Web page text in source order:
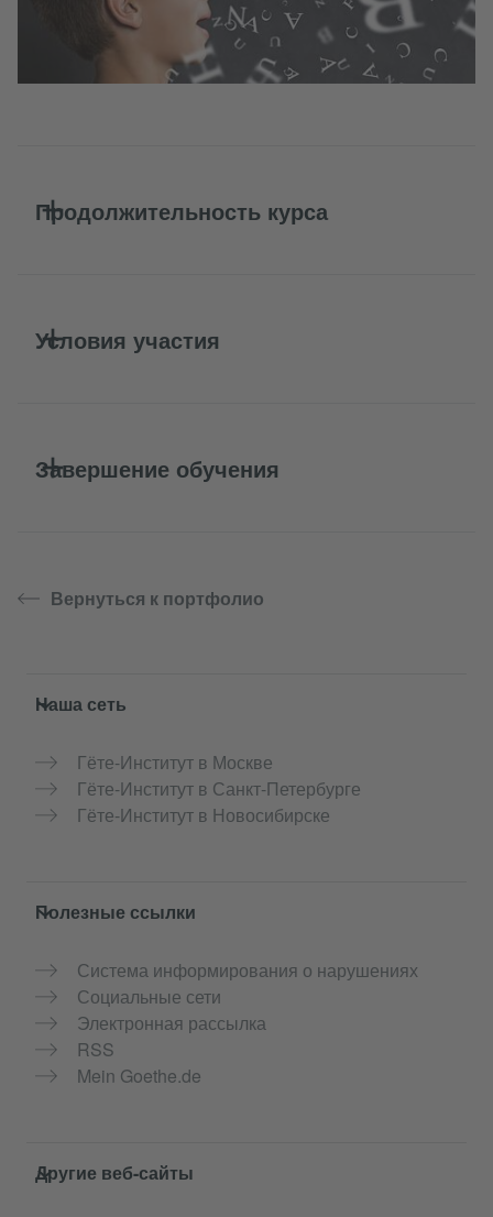
Продолжительность курса
Условия участия
Завершение обучения
Вернуться к портфолио
Service- und Informationsbereich
Наша сеть
Гёте-Институт в Москве
Гёте-Институт в Санкт-Петербурге
Гёте-Институт в Новосибирске
Полезные ссылки
Система информирования о нарушениях
Социальные сети
Электронная рассылка
RSS
Mein Goethe.de
Другие веб-сайты